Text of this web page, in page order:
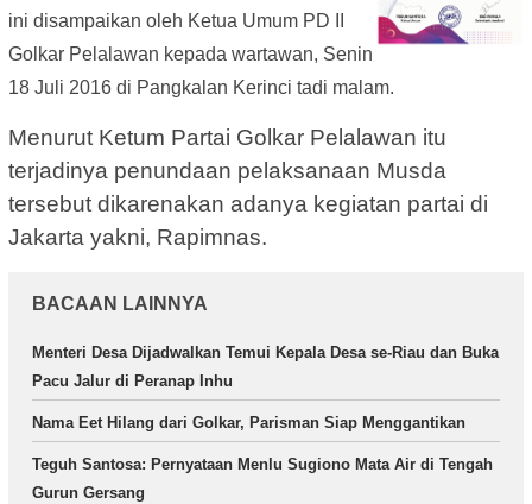
ini disampaikan oleh Ketua Umum PD II
Golkar Pelalawan kepada wartawan, Senin
18 Juli 2016 di Pangkalan Kerinci tadi malam.
Menurut Ketum Partai Golkar Pelalawan itu
terjadinya penundaan pelaksanaan Musda
tersebut dikarenakan adanya kegiatan partai di
Jakarta yakni, Rapimnas.
BACAAN LAINNYA
Menteri Desa Dijadwalkan Temui Kepala Desa se-Riau dan Buka
Pacu Jalur di Peranap Inhu
Nama Eet Hilang dari Golkar, Parisman Siap Menggantikan
Teguh Santosa: Pernyataan Menlu Sugiono Mata Air di Tengah
Gurun Gersang